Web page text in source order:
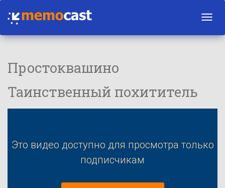
Простоквашино
Таинственный похититель
Это видео доступно для просмотра только
подписчикам